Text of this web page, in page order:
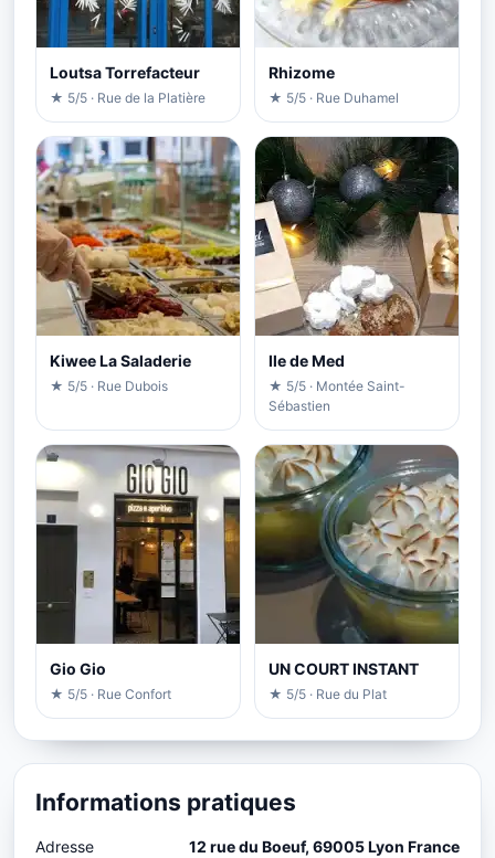
Loutsa Torrefacteur
★ 5/5 · Rue de la Platière
Rhizome
★ 5/5 · Rue Duhamel
Kiwee La Saladerie
★ 5/5 · Rue Dubois
Ile de Med
★ 5/5 · Montée Saint-
Sébastien
Gio Gio
★ 5/5 · Rue Confort
UN COURT INSTANT
★ 5/5 · Rue du Plat
Informations pratiques
Adresse 12 rue du Boeuf, 69005 Lyon France